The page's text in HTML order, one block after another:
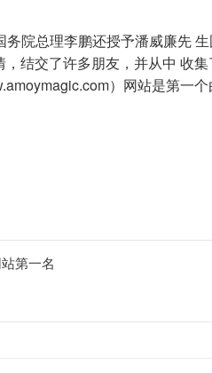
院总理李鹏还授予潘威廉先 生
结交了许多朋友，并从中 收
）网站是第一
第一名